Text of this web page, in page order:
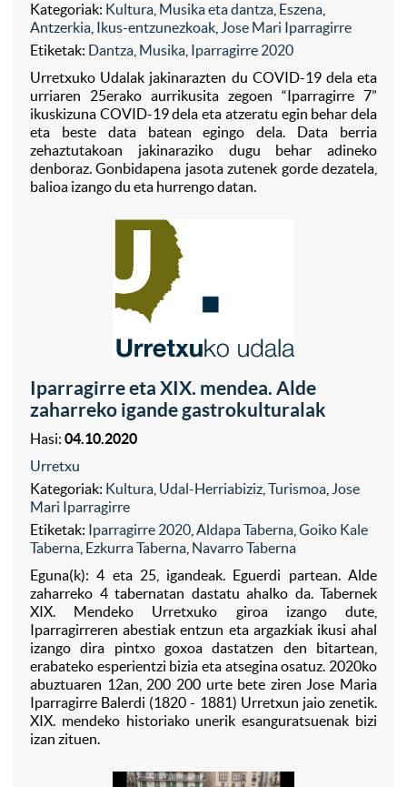
Kategoriak: Kultura Musika eta dantza Eszena
Antzerkia Ikus-entzunezkoak Jose Mari Iparragirre
Etiketak: Dantza Musika Iparragirre 2020
Urretxuko Udalak jakinarazten du COVID-19 dela eta
urriaren 25erako aurrikusita zegoen “Iparragirre 7”
ikuskizuna COVID-19 dela eta atzeratu egin behar dela
eta beste data batean egingo dela. Data berria
zehaztutakoan jakinaraziko dugu behar adineko
denboraz. Gonbidapena jasota zutenek gorde dezatela,
balioa izango du eta hurrengo datan.
Iparragirre eta XIX. mendea. Alde
zaharreko igande gastrokulturalak
Hasi: 04.10.2020
Urretxu
Kategoriak: Kultura Udal-Herriabiziz Turismoa Jose
Mari Iparragirre
Etiketak: Iparragirre 2020 Aldapa Taberna Goiko Kale
Taberna Ezkurra Taberna Navarro Taberna
Eguna(k): 4 eta 25, igandeak. Eguerdi partean. Alde
zaharreko 4 tabernatan dastatu ahalko da. Tabernek
XIX. Mendeko Urretxuko giroa izango dute,
Iparragirreren abestiak entzun eta argazkiak ikusi ahal
izango dira pintxo goxoa dastatzen den bitartean,
erabateko esperientzi bizia eta atsegina osatuz. 2020ko
abuztuaren 12an, 200 200 urte bete ziren Jose Maria
Iparragirre Balerdi (1820 - 1881) Urretxun jaio zenetik.
XIX. mendeko historiako unerik esanguratsuenak bizi
izan zituen.